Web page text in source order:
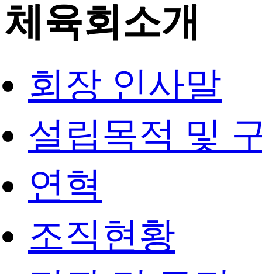
체육회소개
회장 인사말
설립목적 및
연혁
조직현황